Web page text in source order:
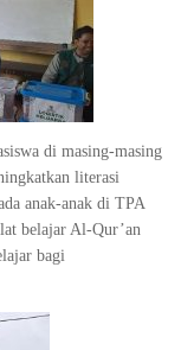
di masing-masing
literasi
anak-anak di TPA
belajar Al-Qur’an
bagi